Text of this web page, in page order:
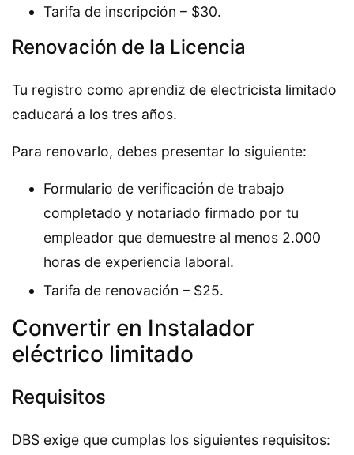
Tarifa de inscripción – $30.
Renovación de la Licencia
Tu registro como aprendiz de electricista limitado
caducará a los tres años.
Para renovarlo, debes presentar lo siguiente:
Formulario de verificación de trabajo
completado y notariado firmado por tu
empleador que demuestre al menos 2.000
horas de experiencia laboral.
Tarifa de renovación – $25.
Convertir en Instalador
eléctrico limitado
Requisitos
DBS exige que cumplas los siguientes requisitos: